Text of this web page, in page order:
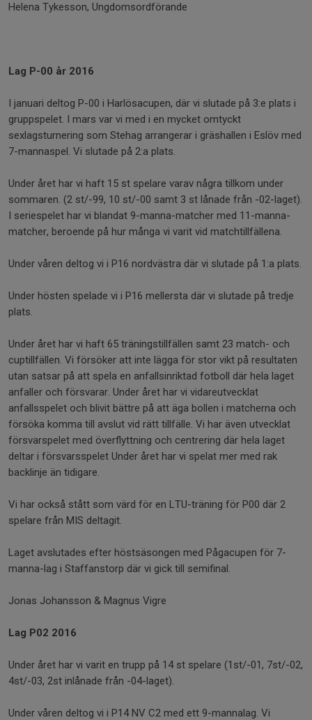
Helena Tykesson, Ungdomsordförande
Lag P-00 år 2016
I januari deltog P-00 i Harlösacupen, där vi slutade på 3:e plats i
gruppspelet. I mars var vi med i en mycket omtyckt
sexlagsturnering som Stehag arrangerar i gräshallen i Eslöv med
7-mannaspel. Vi slutade på 2:a plats.
Under året har vi haft 15 st spelare varav några tillkom under
sommaren. (2 st/-99, 10 st/-00 samt 3 st lånade från -02-laget).
I seriespelet har vi blandat 9-manna-matcher med 11-manna-
matcher, beroende på hur många vi varit vid matchtillfällena.
Under våren deltog vi i P16 nordvästra där vi slutade på 1:a plats.
Under hösten spelade vi i P16 mellersta där vi slutade på tredje
plats.
Under året har vi haft 65 träningstillfällen samt 23 match- och
cuptillfällen. Vi försöker att inte lägga för stor vikt på resultaten
utan satsar på att spela en anfallsinriktad fotboll där hela laget
anfaller och försvarar. Under året har vi vidareutvecklat
anfallsspelet och blivit bättre på att äga bollen i matcherna och
försöka komma till avslut vid rätt tillfälle. Vi har även utvecklat
försvarspelet med överflyttning och centrering där hela laget
deltar i försvarsspelet Under året har vi spelat mer med rak
backlinje än tidigare.
Vi har också stått som värd för en LTU-träning för P00 där 2
spelare från MIS deltagit.
Laget avslutades efter höstsäsongen med Pågacupen för 7-
manna-lag i Staffanstorp där vi gick till semifinal.
Jonas Johansson & Magnus Vigre
Lag P02 2016
Under året har vi varit en trupp på 14 st spelare (1st/-01, 7st/-02,
4st/-03, 2st inlånade från -04-laget).
Under våren deltog vi i P14 NV C2 med ett 9-mannalag. Vi